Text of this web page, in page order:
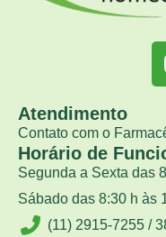
Atendimento
Contato com o
Horário de
Segunda a Sexta das
Sábado das 8:30 h às
(11) 2915-7255 /